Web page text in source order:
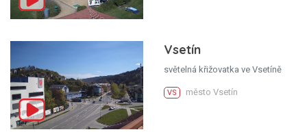
Vsetín
světelná křižovatka ve Vsetíně
VS město Vsetín